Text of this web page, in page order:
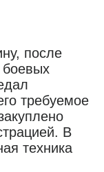
после
боевых
требуемое
В
техника